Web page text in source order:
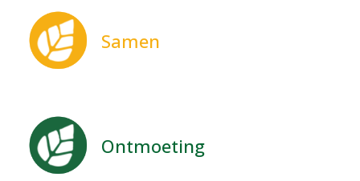
Samen
Ontmoeting